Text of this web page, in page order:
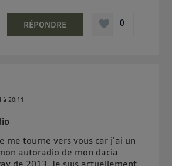
RÉPONDRE 0
à20:11
me tourne vers vous car j'ai un
autoradio de mon dacia